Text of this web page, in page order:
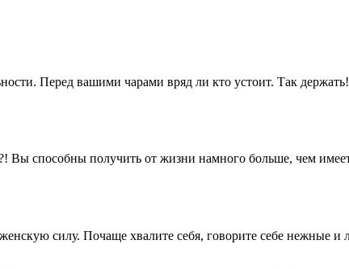
Перед вашими чарами вряд ли кто устоит. Так
Вы способны получить от жизни намного больше, чем
силу. Почаще хвалите себя, говорите себе нежные